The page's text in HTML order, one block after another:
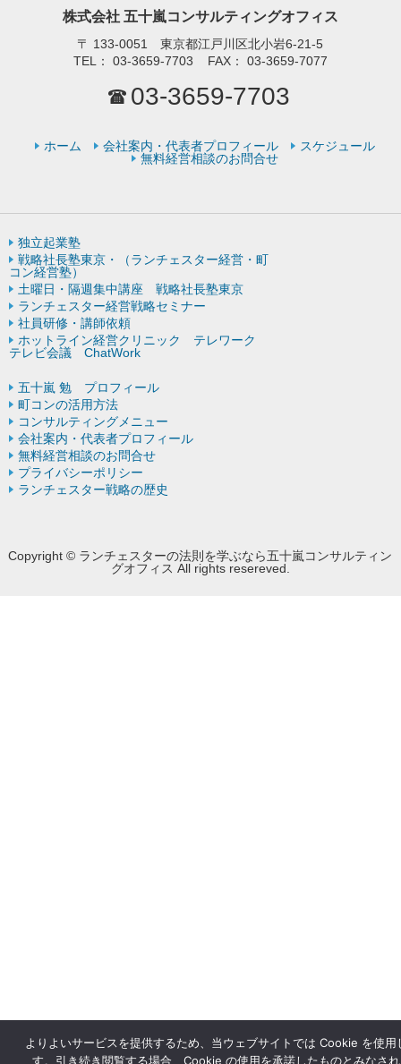
株式会社 五十嵐コンサルティングオフィス
〒 133-0051 東京都江戸川区北小岩6-21-5
TEL：
03-3659-7703 FAX： 03-3659-7077
03-3659-7703
ホーム 会社案内・代表者プロフィール
スケジュール
無料経営相談のお問合せ
独立起業塾
戦略社長塾東京・（ランチェスター経営・町
コン経営塾）
土曜日・隔週集中講座 戦略社長塾東京
ランチェスター経営戦略セミナー
社員研修・講師依頼
ホットライン経営クリニック テレワーク
テレビ会議 ChatWork
五十嵐 勉 プロフィール
町コンの活用方法
コンサルティングメニュー
会社案内・代表者プロフィール
無料経営相談のお問合せ
プライバシーポリシー
ランチェスター戦略の歴史
Copyright © ランチェスターの法則を学ぶなら五十嵐コンサルティン
グオフィス All rights resereved.
よりよいサービスを提供するため、当ウェブサイトでは Cookie を使用
す。引き続き閲覧する場合、Cookie の使用を承諾したものとみなさ